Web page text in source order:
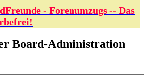
- Forenumzugs -- Das
Board-Administration